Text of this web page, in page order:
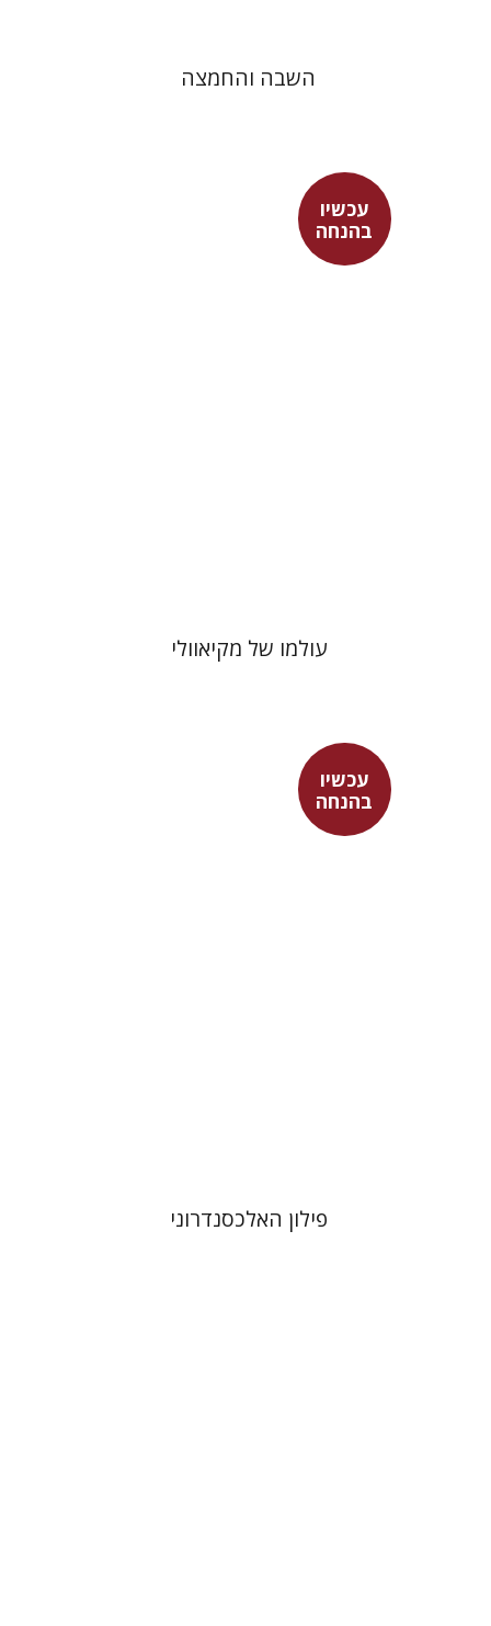
השבה והחמצה
עכשיו
בהנחה
הלי זמורה
עולמו של מקיאוולי
עכשיו
בהנחהמארן ר' ניהוף
רון אגמון
פילון האלכסנדרוני